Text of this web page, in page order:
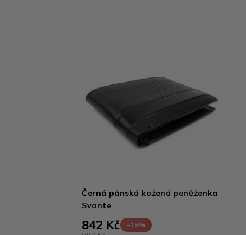
Černá pánská kožená peněženka
Svante
842 Kč -15%